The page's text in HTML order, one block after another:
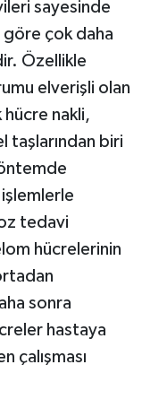
sayesinde
göre çok daha
Özellikle
elverişli olan
nakli,
taşlarından biri
tedavi
hücrelerinin
sonra
hastaya
çalışması